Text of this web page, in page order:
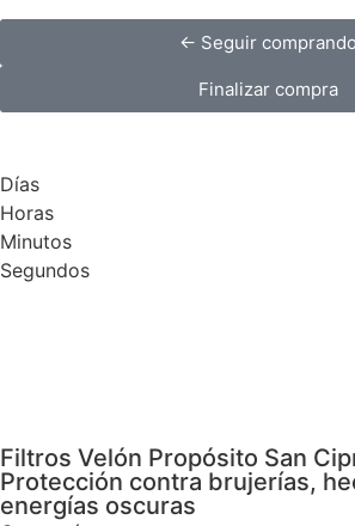
← Seguir comprando
Finalizar compra
Días
Horas
Minutos
Segundos
Filtros Velón Propósito San
Protección contra brujerías,
energías oscuras